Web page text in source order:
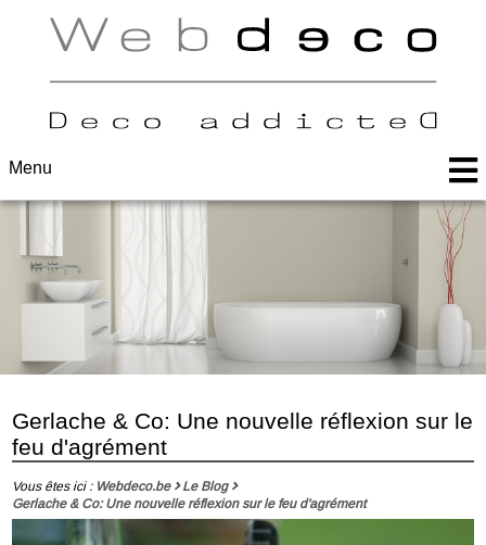
Menu
Gerlache & Co: Une nouvelle réflexion sur le
feu d'agrément
Vous êtes ici : Webdeco.be
Le Blog
Gerlache & Co: Une nouvelle réflexion sur le feu d'agrément